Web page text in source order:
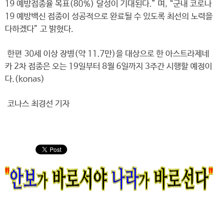
19 예방접종율 목표(80%) 달성이 기대된다.” 며, “군내 코로나
19 예방백신 접종이 성공적으로 완료될 수 있도록 최선의 노력을
다하겠다” 고 밝혔다.
한편 30세 이상 장병(약 11.7만)을 대상으로 한 아스트라제네
카 2차 접종은 오는 19일부터 8월 6일까지 3주간 시행할 예정이
다.(konas)
코나스 최경선 기자